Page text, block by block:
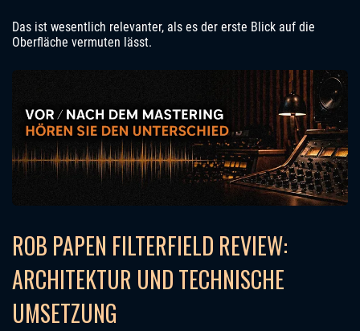
Das ist wesentlich relevanter, als es der erste Blick auf die
Oberfläche vermuten lässt.
ROB PAPEN FILTERFIELD REVIEW:
ARCHITEKTUR UND TECHNISCHE
UMSETZUNG